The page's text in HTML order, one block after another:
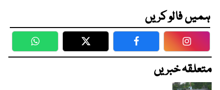
ہمیں فالو کریں
WhatsApp Twitter Facebook
متعلقہ خبریں